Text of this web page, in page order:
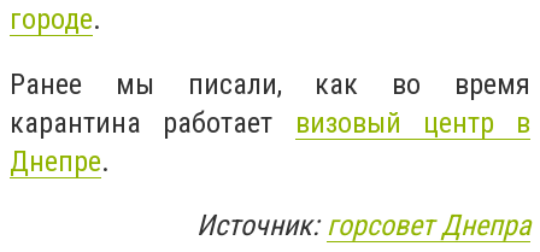
городе.
Ранее мы писали, как во время
карантина работает визовый центр в
Днепре.
Источник:горсовет Днепра